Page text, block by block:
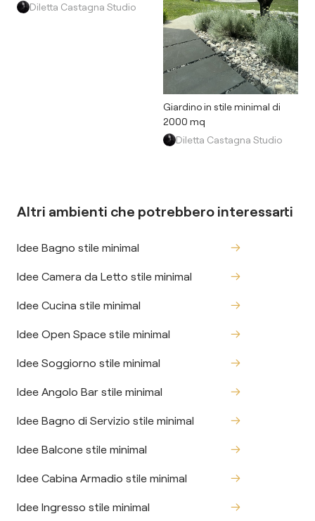
Diletta Castagna Studio
Giardino in stile minimal di
2000 mq
Diletta Castagna Studio
Altri ambienti che potrebbero interessarti
Idee Bagno stile minimal
Idee Camera da Letto stile minimal
Idee Cucina stile minimal
Idee Open Space stile minimal
Idee Soggiorno stile minimal
Idee Angolo Bar stile minimal
Idee Bagno di Servizio stile minimal
Idee Balcone stile minimal
Idee Cabina Armadio stile minimal
Idee Ingresso stile minimal